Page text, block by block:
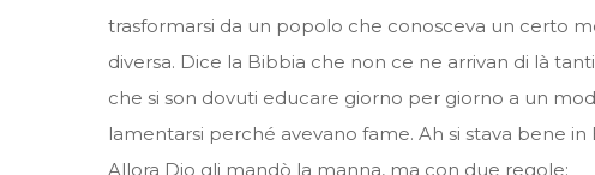
trasformarsi da un popolo che conosceva un certo
diversa. Dice la Bibbia che non ce ne arrivan di là
che si son dovuti educare giorno per giorno a un
lamentarsi perché avevano fame. Ah si stava bene
Allora Dio gli mandò la manna, ma con due regole: